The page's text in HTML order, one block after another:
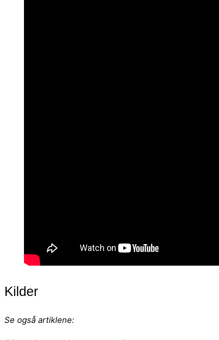
Kilder
Se også artiklene: